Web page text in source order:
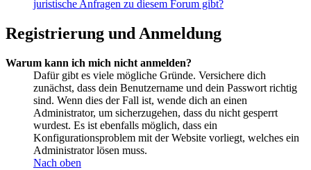
juristische Anfragen zu diesem Forum gibt?
Registrierung und Anmeldung
Warum kann ich mich nicht anmelden?
Dafür gibt es viele mögliche Gründe. Versichere dich
zunächst, dass dein Benutzername und dein Passwort richtig
sind. Wenn dies der Fall ist, wende dich an einen
Administrator, um sicherzugehen, dass du nicht gesperrt
wurdest. Es ist ebenfalls möglich, dass ein
Konfigurationsproblem mit der Website vorliegt, welches ein
Administrator lösen muss.
Nach oben